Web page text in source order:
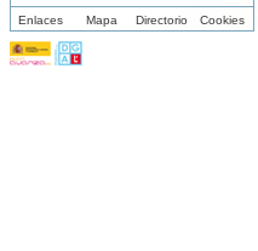
Enlaces Mapa Directorio Cookies